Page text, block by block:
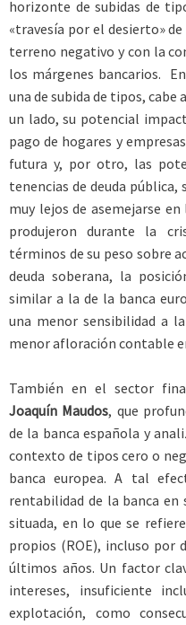
horizonte de subidas de
«travesía por el desierto»
terreno negativo y con la
los márgenes bancarios.
una de subida de tipos,
un lado, su potencial
pago de hogares y
futura y, por otro, las
tenencias de deuda
muy lejos de asemejarse
produjeron durante la
términos de su peso sobre
deuda soberana, la
similar a la de la banca
una menor sensibilidad a
menor afloración contable
También en el sector
Joaquín Maudos, que
de la banca española y
contexto de tipos cero o
banca europea. A tal
rentabilidad de la banca en
situada, en lo que se
propios (ROE), incluso por
últimos años. Un factor
intereses, insuficiente
explotación, como